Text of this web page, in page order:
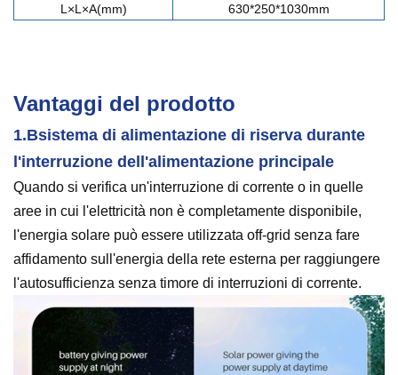
L×L×A(mm) 630*250*1030mm
Vantaggi del prodotto
1.Bsistema di alimentazione di riserva durante
l'interruzione dell'alimentazione principale
Quando si verifica un'interruzione di corrente o in quelle
aree in cui l'elettricità non è completamente disponibile,
l'energia solare può essere utilizzata off-grid senza fare
affidamento sull'energia della rete esterna per raggiungere
l'autosufficienza senza timore di interruzioni di corrente.